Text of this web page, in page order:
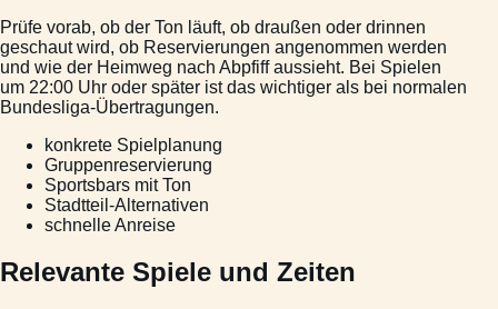
Prüfe vorab, ob der Ton läuft, ob draußen oder drinnen
geschaut wird, ob Reservierungen angenommen werden
und wie der Heimweg nach Abpfiff aussieht. Bei Spielen
um 22:00 Uhr oder später ist das wichtiger als bei normalen
Bundesliga-Übertragungen.
konkrete Spielplanung
Gruppenreservierung
Sportsbars mit Ton
Stadtteil-Alternativen
schnelle Anreise
Relevante Spiele und Zeiten